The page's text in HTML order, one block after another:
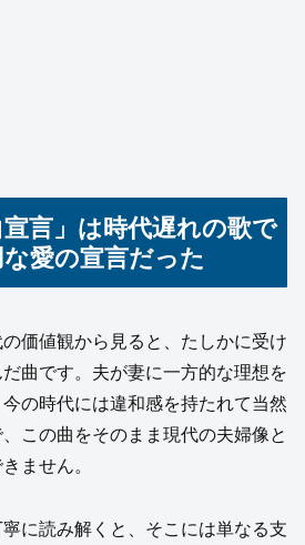
言」は時代遅れの歌で
愛の宣言だった
の価値観から見ると、たしかに受け
曲です。夫が妻に一方的な理想を
の時代には違和感を持たれて当然
この曲をそのまま現代の夫婦像と
ません。
に読み解くと、そこには単なる支